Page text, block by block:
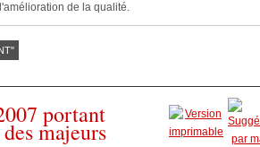
de la qualité.
portant
majeurs